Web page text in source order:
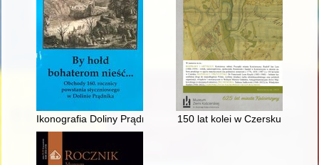
Ikonografia Doliny Prądnika w okresie powstania styczniowego
150 lat kolei w Czersku